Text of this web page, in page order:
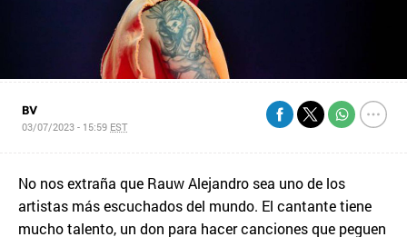
BV
03/07/2023 - 15:59 EST
No nos extraña que Rauw Alejandro sea uno de los
artistas más escuchados del mundo. El cantante tiene
mucho talento, un don para hacer canciones que peguen